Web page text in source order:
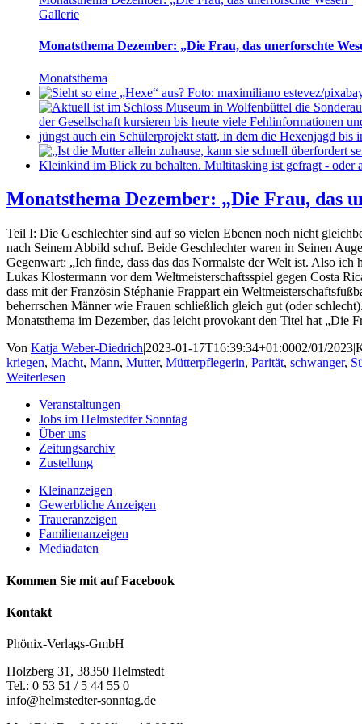
Gallerie
Monatsthema Dezember: „Die Frau, das unerforschte
Monatsthema
Monatsthema Dezember: „Die Frau, das
Teil I: Die Geschlechter sind auf so vielen Ebenen noch nicht
nach Seinem Abbild schuf. Beide Geschlechter waren in Seinen
Gegenwart: „Ich finde, dass das das Normalste der Welt ist. Also
Lukas Klostermann vor dem Weltmeisterschaftsspiel gegen Costa
dass mit der Französin Stéphanie Frappart ein
beherrschen Männer wie Frauen schließlich gleich gut (oder
Monatsthema im Dezember, das leicht provokant den Titel hat „Die
Von Katja Weber-Diedrich|2023-01-17T16:39:34+01:0002/01/2023|
kriegen, Macht, Mann, Mutter, Mütterpflegerin, Parität, schwanger,
Weiterlesen
Veranstaltungen
Jobs im Helmstedter Sonntag
Über uns
Zeitungsarchiv
Zustellung
Kleinanzeigen
Gewerbliche Anzeigen
Traueranzeigen
Familienanzeigen
Mediadaten
Kommen Sie mit auf Facebook
Kontakt
Phönix-Verlags-GmbH
Holzberg 31, 38350 Helmstedt
Tel.: 0 53 51 / 5 44 55 0
info@helmstedter-sonntag.de